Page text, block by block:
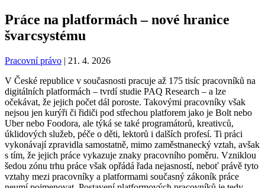
Práce na platformách – nové hranice
švarcsystému
Pracovní právo | 21. 4. 2026
V České republice v současnosti pracuje až 175 tisíc pracovníků na
digitálních platformách – tvrdí studie PAQ Research – a lze
očekávat, že jejich počet dál poroste. Takovými pracovníky však
nejsou jen kurýři či řidiči pod střechou platforem jako je Bolt nebo
Uber nebo Foodora, ale týká se také programátorů, kreativců,
úklidových služeb, péče o děti, lektorů i dalších profesí. Ti práci
vykonávají zpravidla samostatně, mimo zaměstnanecký vztah, avšak
s tím, že jejich práce vykazuje znaky pracovního poměru. Vzniklou
šedou zónu trhu práce však opřádá řada nejasností, neboť právě tyto
vztahy mezi pracovníky a platformami současný zákoník práce